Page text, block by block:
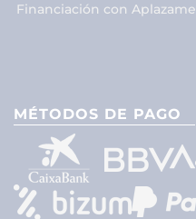
Financiación con Aplazame
MÉTODOS DE PAGO